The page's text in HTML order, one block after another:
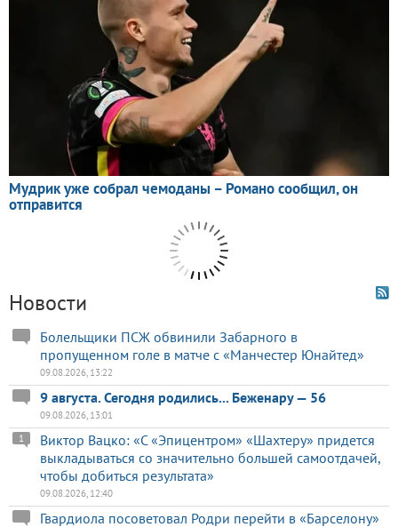
Новости
Болельщики ПСЖ обвинили Забарного в
пропущенном голе в матче с «Манчестер Юнайтед»
09.08.2026, 13:22
9 августа. Сегодня родились... Беженару — 56
09.08.2026, 13:01
Виктор Вацко: «С «Эпицентром» «Шахтеру» придется
выкладываться со значительно большей самоотдачей,
чтобы добиться результата»
1
09.08.2026, 12:40
Гвардиола посоветовал Родри перейти в «Барселону»